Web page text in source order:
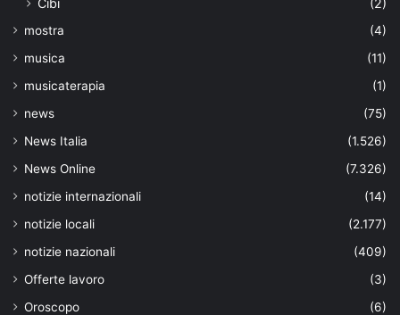
mostra
(4)
musica
(11)
musicaterapia
(1)
news
(75)
News Italia
(1.526)
News Online
(7.326)
notizie internazionali
(14)
notizie locali
(2.177)
notizie nazionali
(409)
Offerte lavoro
(3)
Oroscopo
(6)